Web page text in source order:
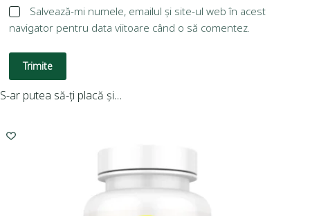
Salvează-mi numele, emailul și site-ul web în acest
navigator pentru data viitoare când o să comentez.
Trimite
S-ar putea să-ți placă și…